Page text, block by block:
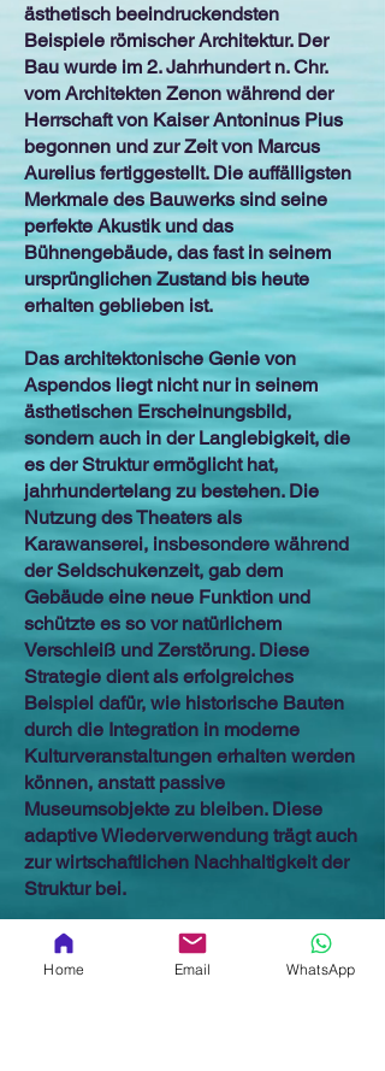
ästhetisch beeindruckendsten
Beispiele römischer Architektur. Der
Bau wurde im 2. Jahrhundert n. Chr.
vom Architekten Zenon während der
Herrschaft von Kaiser Antoninus Pius
begonnen und zur Zeit von Marcus
Aurelius fertiggestellt. Die auffälligsten
Merkmale des Bauwerks sind seine
perfekte Akustik und das
Bühnengebäude, das fast in seinem
ursprünglichen Zustand bis heute
erhalten geblieben ist.
Das architektonische Genie von
Aspendos liegt nicht nur in seinem
ästhetischen Erscheinungsbild,
sondern auch in der Langlebigkeit, die
es der Struktur ermöglicht hat,
jahrhundertelang zu bestehen. Die
Nutzung des Theaters als
Karawanserei, insbesondere während
der Seldschukenzeit, gab dem
Gebäude eine neue Funktion und
schützte es so vor natürlichem
Verschleiß und Zerstörung. Diese
Strategie dient als erfolgreiches
Beispiel dafür, wie historische Bauten
durch die Integration in moderne
Kulturveranstaltungen erhalten werden
können, anstatt passive
Museumsobjekte zu bleiben. Diese
adaptive Wiederverwendung trägt auch
zur wirtschaftlichen Nachhaltigkeit der
Struktur bei.
Heute fungiert Aspendos nicht nur als
historisches Denkmal, sondern auch
Home Email WhatsApp